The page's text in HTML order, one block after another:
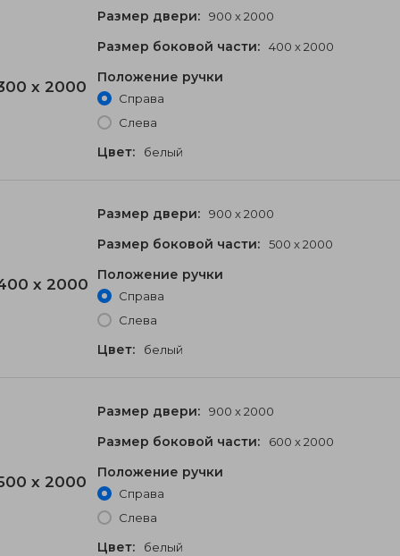
x 2000
Размер двери: 900 x 2000
Размер боковой части: 400 x 2000
Положение ручки
Справа
Слева
Цвет: белый
x 2000
Размер двери: 900 x 2000
Размер боковой части: 500 x 2000
Положение ручки
Справа
Слева
Цвет: белый
x 2000
Размер двери: 900 x 2000
Размер боковой части: 600 x 2000
Положение ручки
Справа
Слева
Цвет: белый